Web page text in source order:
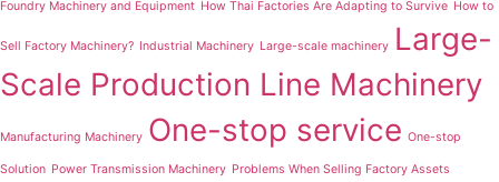
Foundry Machinery and Equipment How Thai Factories Are Adapting to Survive How to
Sell Factory Machinery? Industrial Machinery Large-scale machinery Large-
Scale Production Line Machinery
Manufacturing Machinery One-stop service One-stop
Solution Power Transmission Machinery Problems When Selling Factory Assets